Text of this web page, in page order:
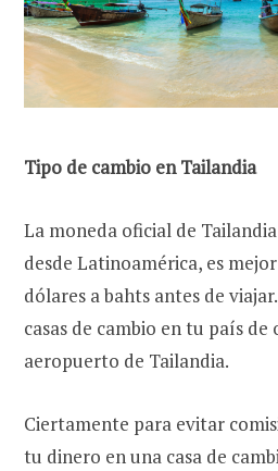
Tipo de cambio en Tailandia
La moneda oficial de
desde Latinoamérica, es
dólares a bahts antes de
casas de cambio en tu país de
aeropuerto de Tailandia.
Ciertamente para evitar
tu dinero en una casa de